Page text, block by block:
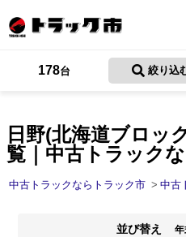
トラック
トラック
お問い合
日野(北海道ブロッ
覧｜中古トラック
178台 絞り込
中古トラックならトラック市 中古
並び替え 年